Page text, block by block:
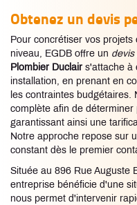
Obtenez un devis
Pour concrétiser vos
niveau, EGDB offre un devis
Plombier Duclair s'attache à
installation, en prenant en
les contraintes budgétaires.
complète afin de déterminer
garantissant ainsi une
Notre approche repose sur
constant dès le premier
Située au 896 Rue Auguste
entreprise bénéficie d'une
nous permet d'intervenir